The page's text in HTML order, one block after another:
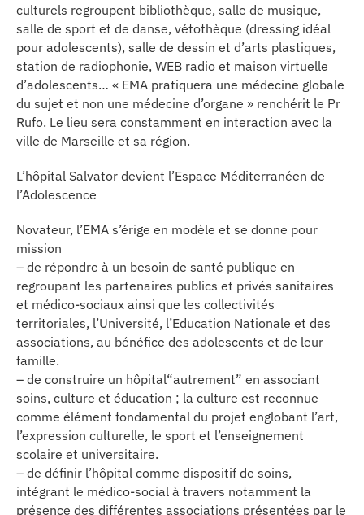
un CHU
culturels regroupent bibliothèque, salle de musique,
salle de sport et de danse, vétothèque (dressing idéal
pour adolescents), salle de dessin et d’arts plastiques,
station de radiophonie, WEB radio et maison virtuelle
d’adolescents… « EMA pratiquera une médecine globale
du sujet et non une médecine d’organe » renchérit le Pr
Rufo. Le lieu sera constamment en interaction avec la
ville de Marseille et sa région.
L’hôpital Salvator devient l’Espace Méditerranéen de
l’Adolescence
Novateur, l’EMA s’érige en modèle et se donne pour
mission
– de répondre à un besoin de santé publique en
regroupant les partenaires publics et privés sanitaires
et médico-sociaux ainsi que les collectivités
territoriales, l’Université, l’Education Nationale et des
associations, au bénéfice des adolescents et de leur
famille.
– de construire un hôpital“autrement” en associant
soins, culture et éducation ; la culture est reconnue
comme élément fondamental du projet englobant l’art,
l’expression culturelle, le sport et l’enseignement
scolaire et universitaire.
– de définir l’hôpital comme dispositif de soins,
intégrant le médico-social à travers notamment la
présence des différentes associations présentées par le